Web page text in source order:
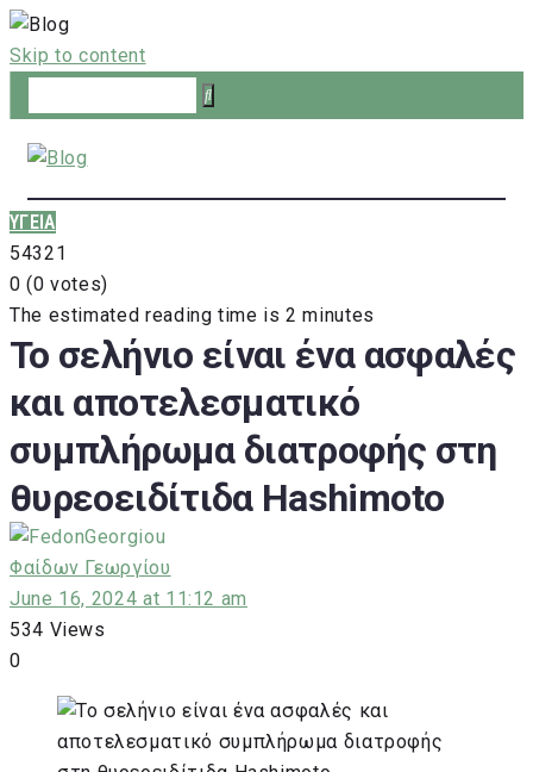
Skip to content
ΥΓΕΙΑ
54321
0 (0 votes)
The estimated reading time is 2 minutes
Το σελήνιο είναι ένα ασφαλές
και αποτελεσματικό
συμπλήρωμα διατροφής στη
θυρεοειδίτιδα Hashimoto
Φαίδων Γεωργίου
June 16, 2024 at 11:12 am
534 Views
0